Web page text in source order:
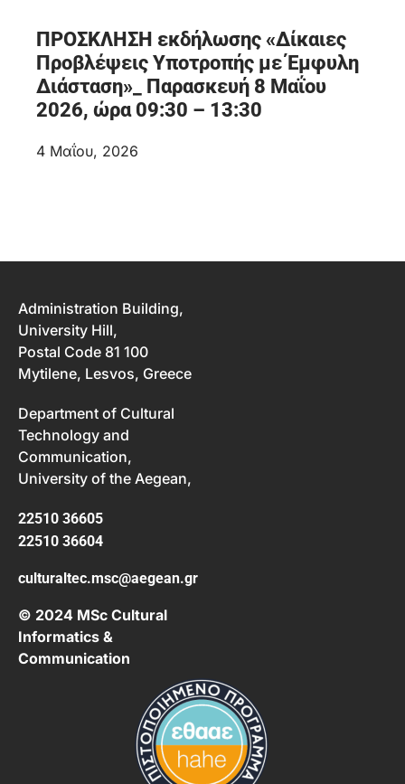
ΠΡΟΣΚΛΗΣΗ εκδήλωσης «Δίκαιες
Προβλέψεις Υποτροπής με Έμφυλη
Διάσταση»_ Παρασκευή 8 Μαΐου
2026, ώρα 09:30 – 13:30
4 Μαΐου, 2026
Administration Building,
University Hill,
Postal Code 81 100
Mytilene, Lesvos, Greece
Department of Cultural
Technology and
Communication,
University of the Aegean,
22510 36605
22510 36604
culturaltec.msc@aegean.gr
© 2024 MSc Cultural
Informatics &
Communication